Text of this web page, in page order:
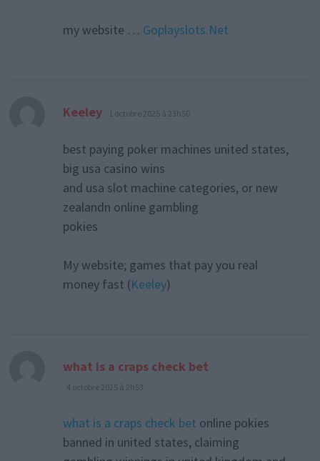
my website … Goplayslots.Net
Keeley dit :
1 octobre 2025 à 23h50
best paying poker machines united states,
big usa casino wins
and usa slot machine categories, or new
zealandn online gambling
pokies
My website; games that pay you real
money fast (Keeley)
what is a craps check bet
4 octobre 2025 à 2h53
what is a craps check bet online pokies
banned in united states, claiming